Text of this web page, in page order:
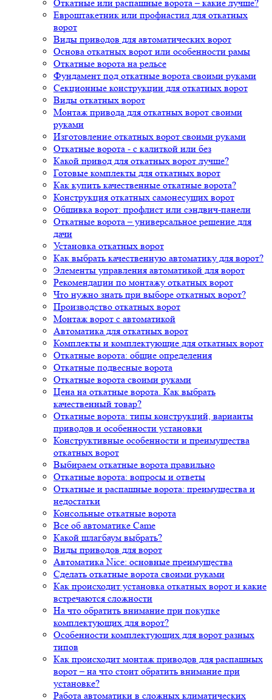
Откатные или распашные ворота – какие лучше?
Евроштакетник или профнастил для откатных
ворот
Виды приводов для автоматических ворот
Основа откатных ворот или особенности рамы
Откатные ворота на рельсе
Фундамент под откатные ворота своими руками
Секционные конструкции для откатных ворот
Виды откатных ворот
Монтаж привода для откатных ворот своими
руками
Изготовление откатных ворот своими руками
Откатные ворота - с калиткой или без
Какой привод для откатных ворот лучше?
Готовые комплекты для откатных ворот
Как купить качественные откатные ворота?
Конструкция откатных самонесущих ворот
Обшивка ворот: профлист или сэндвич-панели
Откатные ворота – универсальное решение для
дачи
Установка откатных ворот
Как выбрать качественную автоматику для ворот?
Элементы управления автоматикой для ворот
Рекомендации по монтажу откатных ворот
Что нужно знать при выборе откатных ворот?
Производство откатных ворот
Монтаж ворот с автоматикой
Автоматика для откатных ворот
Комплекты и комплектующие для откатных ворот
Откатные ворота: общие определения
Откатные подвесные ворота
Откатные ворота своими руками
Цена на откатные ворота. Как выбрать
качественный товар?
Откатные ворота: типы конструкций, варианты
приводов и особенности установки
Конструктивные особенности и преимущества
откатных ворот
Выбираем откатные ворота правильно
Откатные ворота: вопросы и ответы
Откатные и распашные ворота: преимущества и
недостатки
Консольные откатные ворота
Все об автоматике Came
Какой шлагбаум выбрать?
Виды приводов для ворот
Автоматика Nice: основные преимущества
Сделать откатные ворота своими руками
Как происходит установка откатных ворот и какие
встречаются сложности
На что обратить внимание при покупке
комплектующих для ворот?
Особенности комплектующих для ворот разных
типов
Как происходит монтаж приводов для распашных
ворот – на что стоит обратить внимание при
установке?
Работа автоматики в сложных климатических